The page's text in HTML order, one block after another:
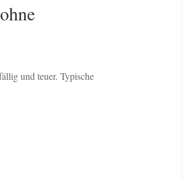
und teuer. Typische